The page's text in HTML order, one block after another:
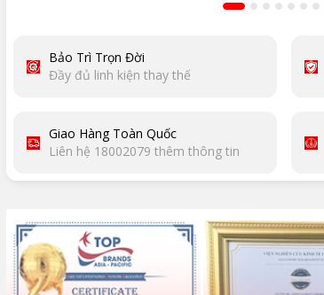
Bảo Trì Trọn Đời
Đầy đủ linh kiện thay thế
Giao Hàng Toàn Quốc
Liên hệ 18002079 thêm thông tin